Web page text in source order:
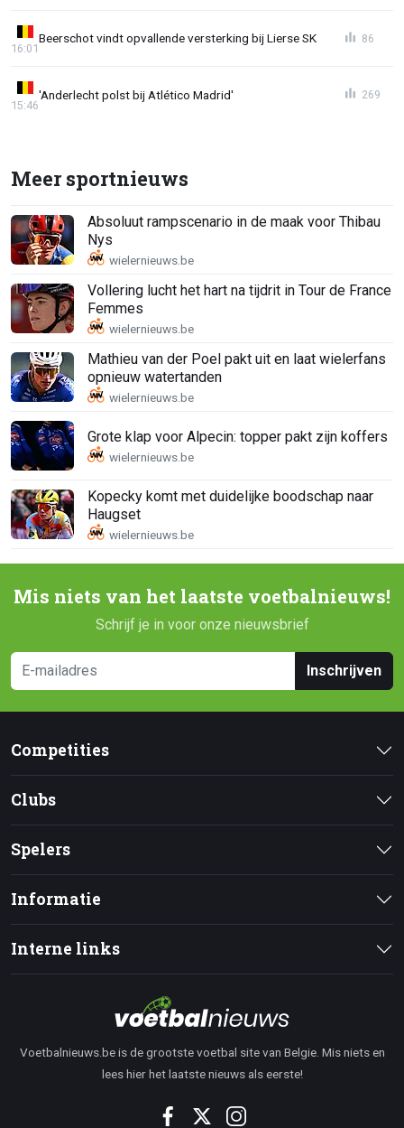
Beerschot vindt opvallende versterking bij Lierse SK
16:01
86
'Anderlecht polst bij Atlético Madrid'
15:46
269
Meer sportnieuws
Absoluut rampscenario in de maak voor Thibau
Nys
Vollering lucht het hart na tijdrit in Tour de France
Femmes
Mathieu van der Poel pakt uit en laat wielerfans
opnieuw watertanden
Grote klap voor Alpecin: topper pakt zijn koffers
Kopecky komt met duidelijke boodschap naar
Haugset
Mis niets van het laatste voetbalnieuws!
Schrijf je in voor onze nieuwsbrief
Inschrijven
Competities
Clubs
Spelers
Informatie
Interne links
Voetbalnieuws.be is de grootste voetbal site van Belgie. Mis niets en
lees hier het laatste nieuws als eerste!